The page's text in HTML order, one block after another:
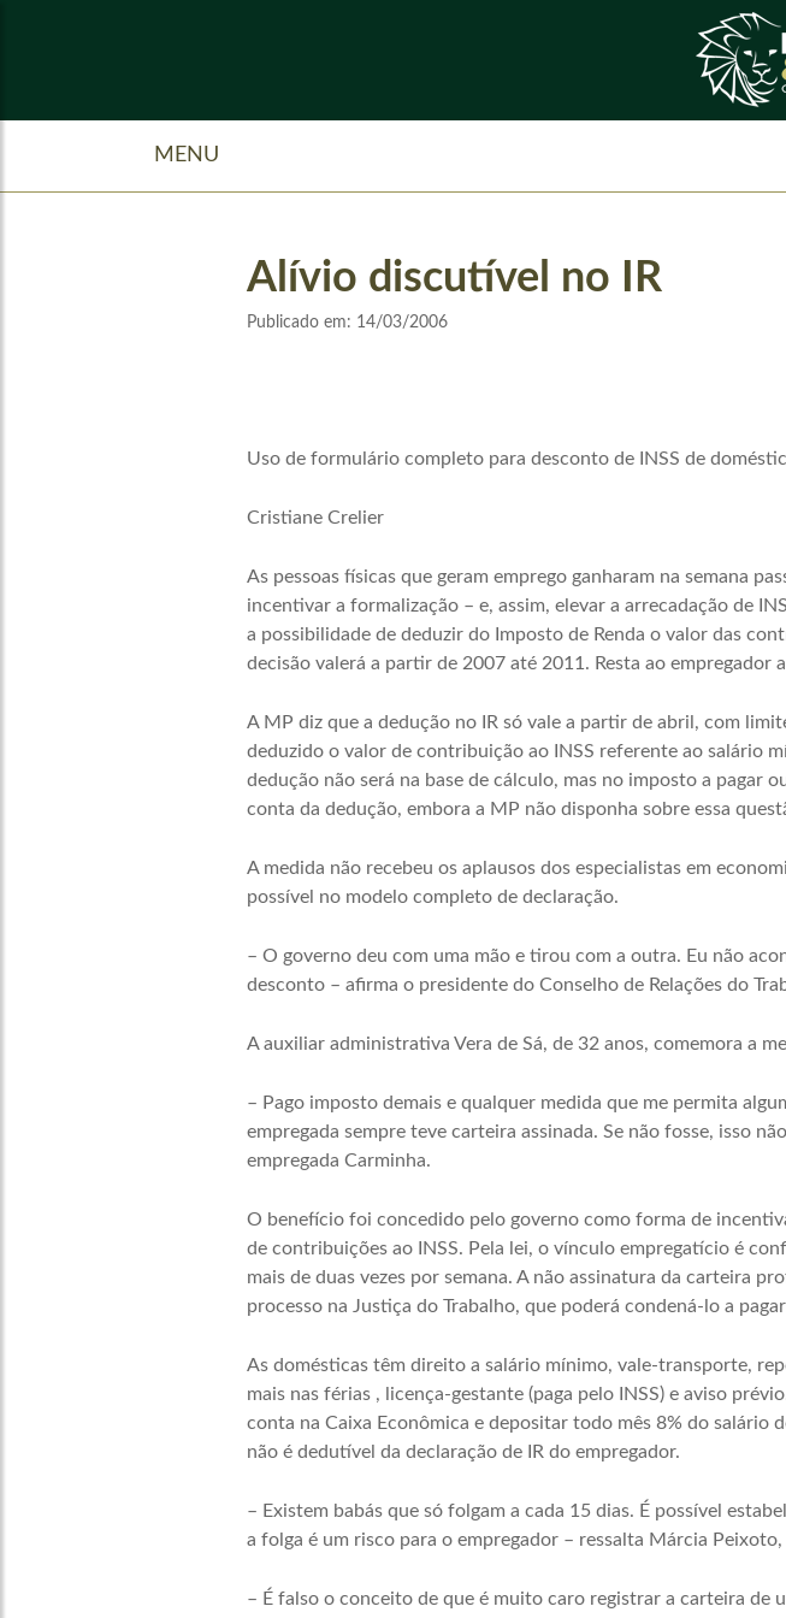
MENU
Alívio discutível no IR
Publicado em: 14/03/2006
Uso de formulário completo para desconto de INSS de
Cristiane Crelier
As pessoas físicas que geram emprego ganharam na semana
incentivar a formalização – e, assim, elevar a arrecadação de
a possibilidade de deduzir do Imposto de Renda o valor das
decisão valerá a partir de 2007 até 2011. Resta ao empregador
A MP diz que a dedução no IR só vale a partir de abril, com
deduzido o valor de contribuição ao INSS referente ao salário
dedução não será na base de cálculo, mas no imposto a pagar
conta da dedução, embora a MP não disponha sobre essa
A medida não recebeu os aplausos dos especialistas em
possível no modelo completo de declaração.
– O governo deu com uma mão e tirou com a outra. Eu não
desconto – afirma o presidente do Conselho de Relações do
A auxiliar administrativa Vera de Sá, de 32 anos, comemora a
– Pago imposto demais e qualquer medida que me permita
empregada sempre teve carteira assinada. Se não fosse, isso
empregada Carminha.
O benefício foi concedido pelo governo como forma de
de contribuições ao INSS. Pela lei, o vínculo empregatício é
mais de duas vezes por semana. A não assinatura da carteira
processo na Justiça do Trabalho, que poderá condená-lo a
As domésticas têm direito a salário mínimo, vale-transporte,
mais nas férias , licença-gestante (paga pelo INSS) e aviso
conta na Caixa Econômica e depositar todo mês 8% do salário
não é dedutível da declaração de IR do empregador.
– Existem babás que só folgam a cada 15 dias. É possível
a folga é um risco para o empregador – ressalta Márcia
– É falso o conceito de que é muito caro registrar a carteira de